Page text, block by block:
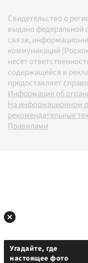
Свидетельство о
выдано федеральной
связи,
коммуникаций
несет
содержащейся в
предоставляет
Информация об
На информационном
рекомендательные
Правилами
Угадайте, где
настоящее фото